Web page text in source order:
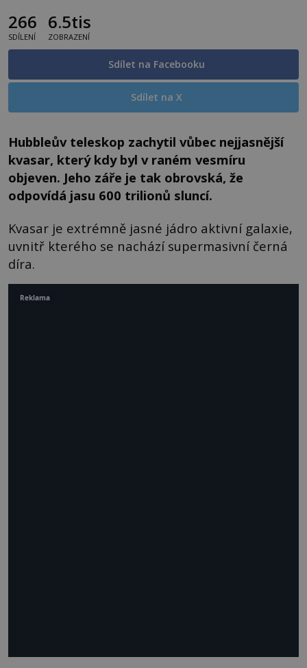
266
SDÍLENÍ
6.5tis
ZOBRAZENÍ
Sdílet na Facebooku
Sdílet na X
Hubbleův teleskop zachytil vůbec nejjasnější
kvasar, který kdy byl v raném vesmíru
objeven. Jeho záře je tak obrovská, že
odpovídá jasu 600 trilionů sluncí.
Kvasar je extrémně jasné jádro aktivní galaxie,
uvnitř kterého se nachází supermasivní černá
díra.
Reklama